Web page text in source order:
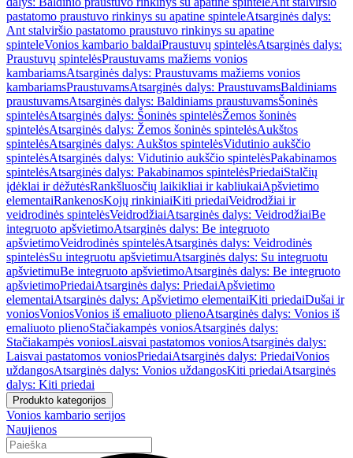
pastatomo praustuvo rinkinys su apatine spinteleAtsarginės dalys:
Ant stalviršio pastatomo praustuvo rinkinys su apatine
spinteleVonios kambario baldaiPraustuvų spintelėsAtsarginės dalys:
Praustuvų spintelėsPraustuvams mažiems vonios
kambariamsAtsarginės dalys: Praustuvams mažiems vonios
kambariamsPraustuvamsAtsarginės dalys: PraustuvamsBaldiniams
praustuvamsAtsarginės dalys: Baldiniams praustuvamsŠoninės
spintelėsAtsarginės dalys: Šoninės spintelėsŽemos šoninės
spintelėsAtsarginės dalys: Žemos šoninės spintelėsAukštos
spintelėsAtsarginės dalys: Aukštos spintelėsVidutinio aukščio
spintelėsAtsarginės dalys: Vidutinio aukščio spintelėsPakabinamos
spintelėsAtsarginės dalys: Pakabinamos spintelėsPriedaiStalčių
įdėklai ir dėžutėsRankšluosčių laikikliai ir kabliukaiApšvietimo
elementaiRankenosKojų rinkiniaiKiti priedaiVeidrodžiai ir
veidrodinės spintelėsVeidrodžiaiAtsarginės dalys: VeidrodžiaiBe
integruoto apšvietimoAtsarginės dalys: Be integruoto
apšvietimoVeidrodinės spintelėsAtsarginės dalys: Veidrodinės
spintelėsSu integruotu apšvietimuAtsarginės dalys: Su integruotu
apšvietimuBe integruoto apšvietimoAtsarginės dalys: Be integruoto
apšvietimoPriedaiAtsarginės dalys: PriedaiApšvietimo
elementaiAtsarginės dalys: Apšvietimo elementaiKiti priedaiDušai ir
voniosVoniosVonios iš emaliuoto plienoAtsarginės dalys: Vonios iš
emaliuoto plienoStačiakampės voniosAtsarginės dalys:
Stačiakampės voniosLaisvai pastatomos voniosAtsarginės dalys:
Laisvai pastatomos voniosPriedaiAtsarginės dalys: PriedaiVonios
uždangosAtsarginės dalys: Vonios uždangosKiti priedaiAtsarginės
dalys: Kiti priedai
Produkto kategorijos
Vonios kambario serijos
Naujienos